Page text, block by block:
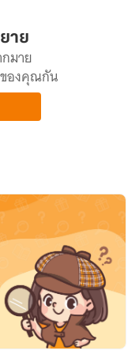
าย
มาย
ของคุณกัน